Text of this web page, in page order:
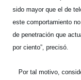
sido mayor que el de
este comportamiento
de penetración que
por ciento”, precisó.
Por tal motivo,